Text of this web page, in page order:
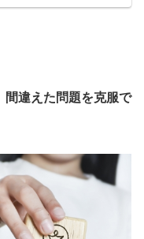
間違えた問題を克服で